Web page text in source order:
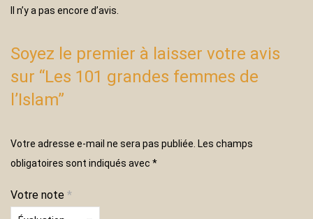
Il n’y a pas encore d’avis.
Soyez le premier à laisser votre avis
sur “Les 101 grandes femmes de
l’Islam”
Votre adresse e-mail ne sera pas publiée. Les champs
obligatoires sont indiqués avec *
Votre note *